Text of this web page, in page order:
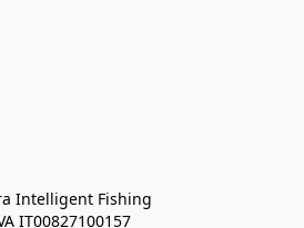
Intelligent Fishing
IT00827100157